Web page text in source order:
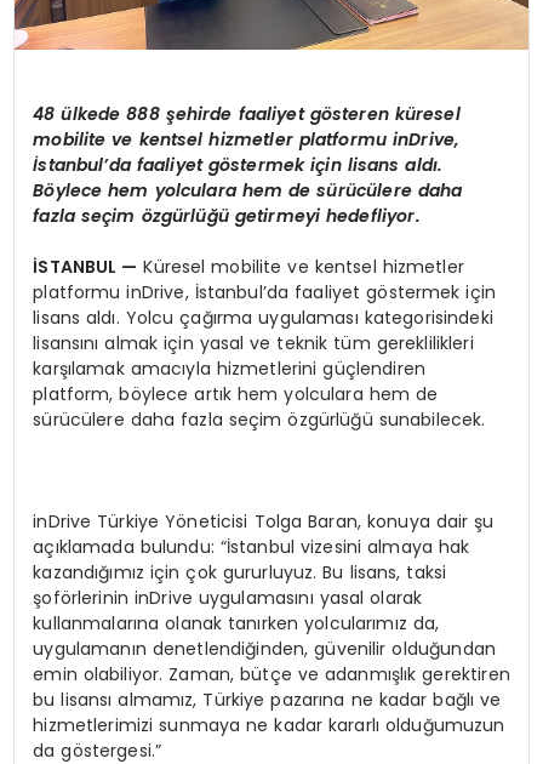
48 ülkede 888 şehirde faaliyet gösteren küresel
mobilite ve kentsel hizmetler platformu inDrive,
İstanbul’da faaliyet göstermek için lisans aldı.
Böylece hem yolculara hem de sürücülere daha
fazla seçim özgürlüğü getirmeyi hedefliyor.
İSTANBUL — Küresel mobilite ve kentsel hizmetler
platformu inDrive, İstanbul’da faaliyet göstermek için
lisans aldı. Yolcu çağırma uygulaması kategorisindeki
lisansını almak için yasal ve teknik tüm gereklilikleri
karşılamak amacıyla hizmetlerini güçlendiren
platform, böylece artık hem yolculara hem de
sürücülere daha fazla seçim özgürlüğü sunabilecek.
inDrive Türkiye Yöneticisi Tolga Baran, konuya dair şu
açıklamada bulundu: “İstanbul vizesini almaya hak
kazandığımız için çok gururluyuz. Bu lisans, taksi
şoförlerinin inDrive uygulamasını yasal olarak
kullanmalarına olanak tanırken yolcularımız da,
uygulamanın denetlendiğinden, güvenilir olduğundan
emin olabiliyor. Zaman, bütçe ve adanmışlık gerektiren
bu lisansı almamız, Türkiye pazarına ne kadar bağlı ve
hizmetlerimizi sunmaya ne kadar kararlı olduğumuzun
da göstergesi.”